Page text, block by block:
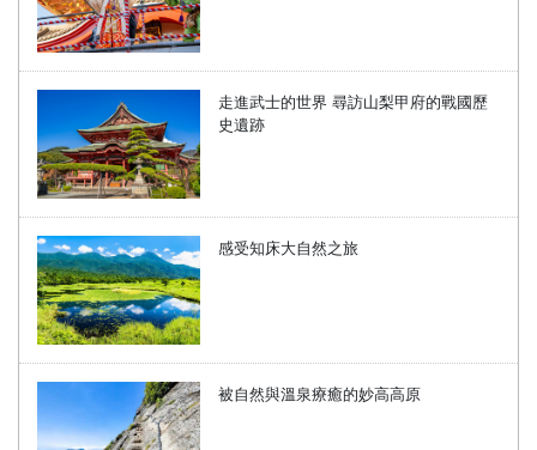
走進武士的世界 尋訪山梨甲府的戰國歷
史遺跡
感受知床大自然之旅
被自然與溫泉療癒的妙高高原